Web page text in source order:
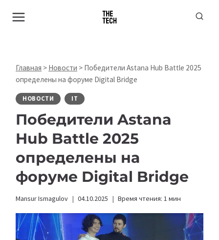
Главная > Новости > Победители Astana Hub Battle 2025
определены на форуме Digital Bridge
НОВОСТИ IT
Победители Astana
Hub Battle 2025
определены на
форуме Digital Bridge
Mansur Ismagulov 04.10.2025 Время чтения: 1 мин